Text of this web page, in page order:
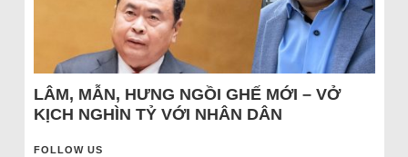
LÂM, MẪN, HƯNG NGỒI GHẾ MỚI – VỞ
KỊCH NGHÌN TỶ VỚI NHÂN DÂN
FOLLOW US